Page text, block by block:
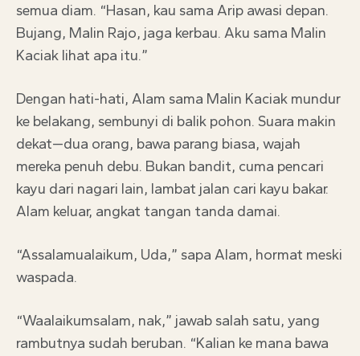
semua diam. “Hasan, kau sama Arip awasi depan.
Bujang, Malin Rajo, jaga kerbau. Aku sama Malin
Kaciak lihat apa itu.”
Dengan hati-hati, Alam sama Malin Kaciak mundur
ke belakang, sembunyi di balik pohon. Suara makin
dekat—dua orang, bawa parang biasa, wajah
mereka penuh debu. Bukan bandit, cuma pencari
kayu dari nagari lain, lambat jalan cari kayu bakar.
Alam keluar, angkat tangan tanda damai.
“Assalamualaikum, Uda,” sapa Alam, hormat meski
waspada.
“Waalaikumsalam, nak,” jawab salah satu, yang
rambutnya sudah beruban. “Kalian ke mana bawa